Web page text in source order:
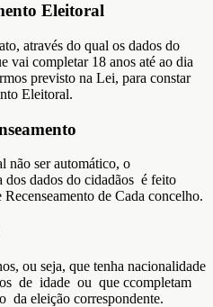
Eleitoral
através do qual os dados do
vai completar 18 anos até ao dia
previsto na Lei, para constar
Eleitoral.
não ser automático, o
dos dados do cidadãos é feito
de Cada concelho.
ou seja, que tenha nacionalidade
de idade ou que ccompletam
da eleição correspondente.